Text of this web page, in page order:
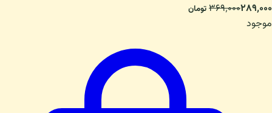
۳۶۹٬۰۰۰۲۸۹٬۰۰۰ تومان
موجود